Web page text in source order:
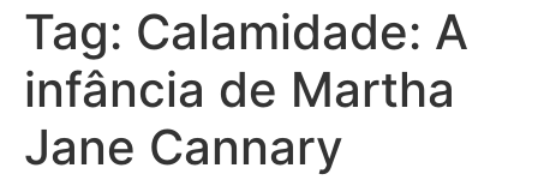
Tag: Calamidade: A
infância de Martha
Jane Cannary